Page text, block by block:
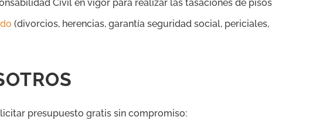
Civil en vigor para realizar las tasaciones de pisos
(divorcios, herencias, garantía seguridad social, periciales,
presupuesto gratis sin compromiso: